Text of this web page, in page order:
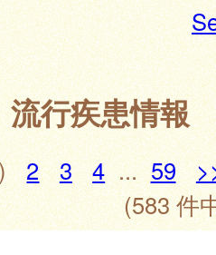
流行疾患情報
2 3 4 ... 59
(583 件